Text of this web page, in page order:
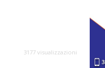
3177 visualizzazioni